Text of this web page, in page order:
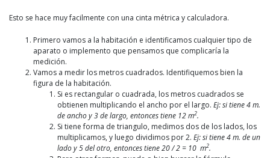
Esto se hace muy facilmente con una cinta métrica y calculadora.
Primero vamos a la habitación e identificamos cualquier tipo de
aparato o implemento que pensamos que complicaría la
medición.
Vamos a medir los metros cuadrados. Identifiquemos bien la
figura de la habitación.
Si es rectangular o cuadrada, los metros cuadrados se
obtienen multiplicando el ancho por el largo. Ej: si tiene 4 m.
de ancho y 3 de largo, entonces tiene 12 m2.
Si tiene forma de triangulo, medimos dos de los lados, los
multiplicamos, y luego dividimos por 2. Ej: si tiene 4 m. de un
lado y 5 del otro, entonces tiene 20 / 2 = 10 m2.